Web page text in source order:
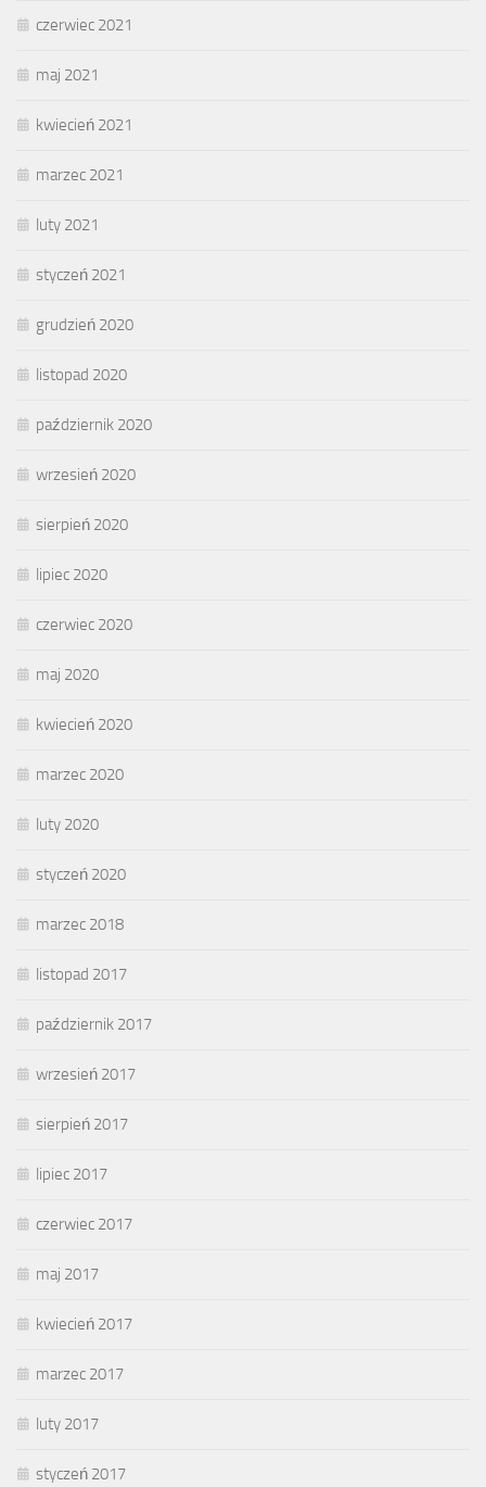
czerwiec 2021
maj 2021
kwiecień 2021
marzec 2021
luty 2021
styczeń 2021
grudzień 2020
listopad 2020
październik 2020
wrzesień 2020
sierpień 2020
lipiec 2020
czerwiec 2020
maj 2020
kwiecień 2020
marzec 2020
luty 2020
styczeń 2020
marzec 2018
listopad 2017
październik 2017
wrzesień 2017
sierpień 2017
lipiec 2017
czerwiec 2017
maj 2017
kwiecień 2017
marzec 2017
luty 2017
styczeń 2017